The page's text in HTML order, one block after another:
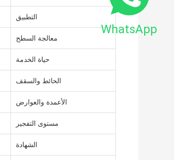
التطبيق
معالجة السطح
حياة الخدمة
الحائط والسقف
الأعمدة والعوارض
مستوى التفجير
الشهادة
WhatsApp